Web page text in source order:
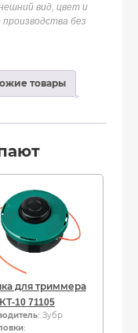
вид, цвет и
без
товары
для триммера
10 71105
: Зубр
: